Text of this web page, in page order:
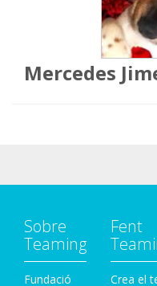
Mercedes
Sobre
Teaming
Fundació
Fent
Crea el